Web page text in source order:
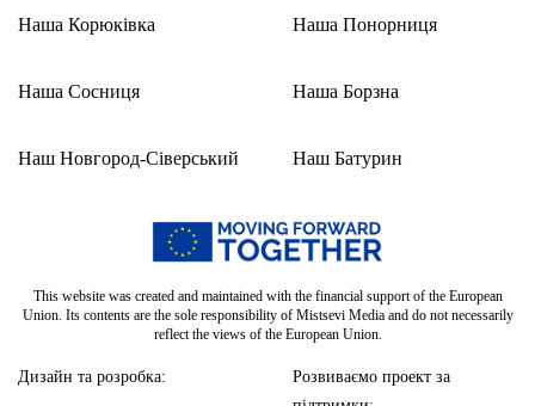
Наша Корюківка
Наша Сосниця
Наш Новгород-Сіверський
Наша Понорниця
Наша Борзна
Наш Батурин
This website was created and maintained with the financial support of the European
Union. Its contents are the sole responsibility of Mistsevi Media and do not necessarily
reflect the views of the European Union.
Дизайн та розробка:
Розвиваємо проект за